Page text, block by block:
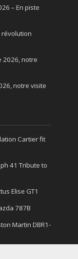
– En piste
révolution
2026, notre
notre visite
Cartier fit
41 Tribute to
Elise GT1
787B
Martin DBR1-